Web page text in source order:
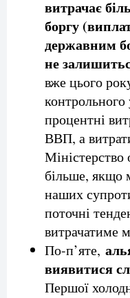
витрачає
боргу
державним
не
вже цього
контрольного
процентні
ВВП, а
більше, якщо
наших
поточні
витрачатиме
По-п’яте,
виявитися
Першої